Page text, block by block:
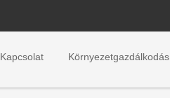
Kapcsolat Környezetgazdálkodás